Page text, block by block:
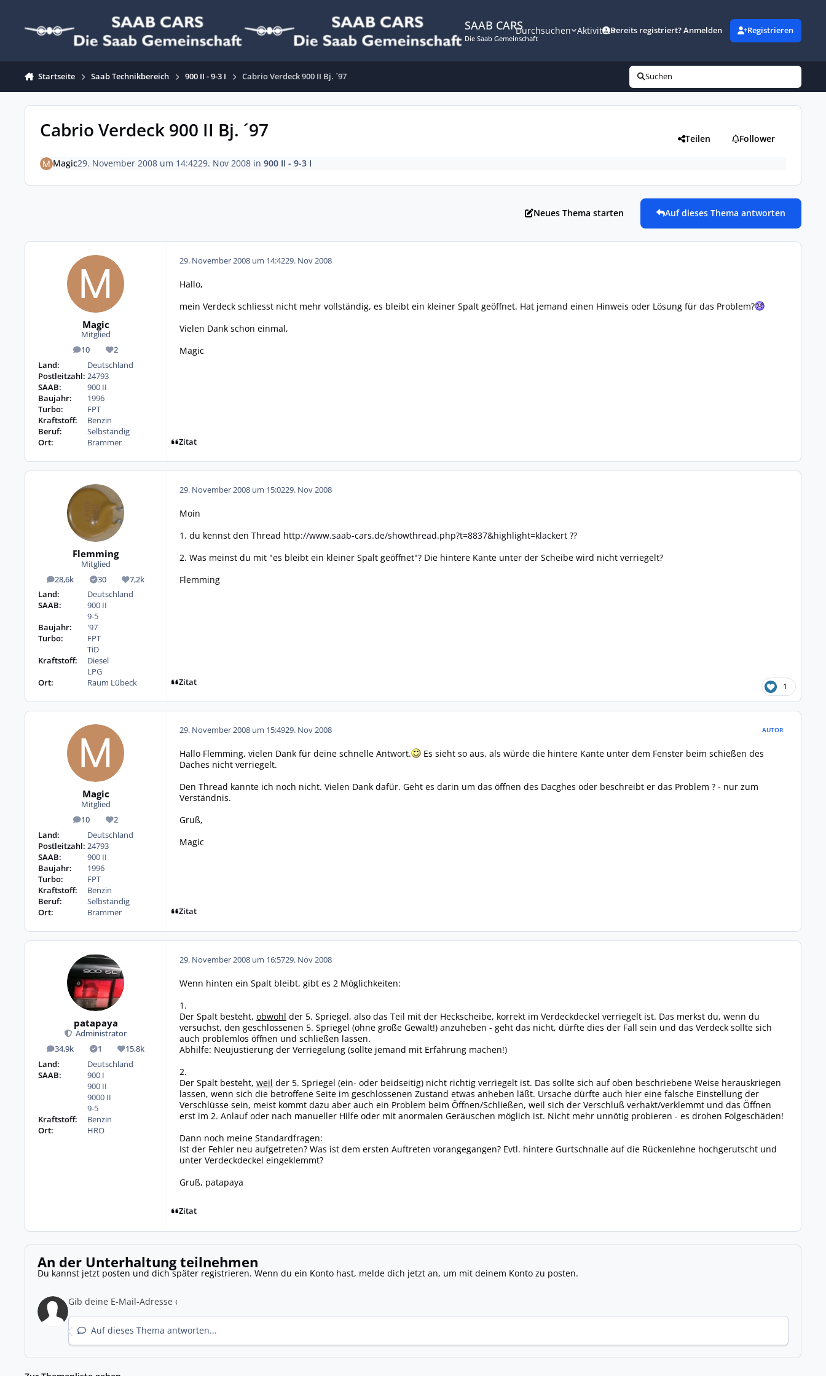
SAAB CARS
Die Saab Gemeinschaft
Durchsuchen AktivitätBereits registriert? Anmelden Registrieren
Startseite Saab Technikbereich 900 II - 9-3 I Cabrio Verdeck 900 II Bj. ´97 Suchen
Cabrio Verdeck 900 II Bj. ´97 Teilen Follower
Magic29. November 2008 um 14:4229. Nov 2008in 900 II - 9-3 I
Neues Thema starten Auf dieses Thema antworten
Magic
Mitglied
10
Beiträge 2
Reputation
Land:
Deutschland
Postleitzahl: 24793
SAAB:
900 II
Baujahr:
1996
Turbo:
FPT
Kraftstoff:
Benzin
Beruf:
Selbständig
Ort:
Brammer
29. November 2008 um 14:4229. Nov 2008
Hallo,
mein Verdeck schliesst nicht mehr vollständig, es bleibt ein kleiner Spalt geöffnet. Hat jemand einen Hinweis oder Lösung für das Problem?
Vielen Dank schon einmal,
Magic
Zitat
Flemming
Mitglied
28,6k
Beiträge 30
Lösungen7,2k
Reputation
Land:
Deutschland
SAAB:
900 II
9-5
Baujahr:
'97
Turbo:
FPT
TiD
Kraftstoff:
Diesel
LPG
Ort:
Raum Lübeck
29. November 2008 um 15:0229. Nov 2008
Moin
1. du kennst den Thread http://www.saab-cars.de/showthread.php?t=8837&highlight=klackert ??
2. Was meinst du mit "es bleibt ein kleiner Spalt geöffnet"? Die hintere Kante unter der Scheibe wird nicht verriegelt?
Flemming
Zitat 1
Magic
Mitglied
10
Beiträge 2
Reputation
Land:
Deutschland
Postleitzahl: 24793
SAAB:
900 II
Baujahr:
1996
Turbo:
FPT
Kraftstoff:
Benzin
Beruf:
Selbständig
Ort:
Brammer
29. November 2008 um 15:4929. Nov 2008 AUTOR
Hallo Flemming, vielen Dank für deine schnelle Antwort.
Es sieht so aus, als würde die hintere Kante unter dem Fenster beim schießen des
Daches nicht verriegelt.
Den Thread kannte ich noch nicht. Vielen Dank dafür. Geht es darin um das öffnen des Dacghes oder beschreibt er das Problem ? - nur zum
Verständnis.
Gruß,
Magic
Zitat
patapaya
Administrator
34,9k
Beiträge 1
Lösungen15,8k
Reputation
Land:
Deutschland
SAAB:
900 I
900 II
9000 II
9-5
Kraftstoff:
Benzin
Ort:
HRO
29. November 2008 um 16:5729. Nov 2008
Wenn hinten ein Spalt bleibt, gibt es 2 Möglichkeiten:
1.
Der Spalt besteht, obwohl der 5. Spriegel, also das Teil mit der Heckscheibe, korrekt im Verdeckdeckel verriegelt ist. Das merkst du, wenn du
versuchst, den geschlossenen 5. Spriegel (ohne große Gewalt!) anzuheben - geht das nicht, dürfte dies der Fall sein und das Verdeck sollte sich
auch problemlos öffnen und schließen lassen.
Abhilfe: Neujustierung der Verriegelung (sollte jemand mit Erfahrung machen!)
2.
Der Spalt besteht, weil der 5. Spriegel (ein- oder beidseitig) nicht richtig verriegelt ist. Das sollte sich auf oben beschriebene Weise herauskriegen
lassen, wenn sich die betroffene Seite im geschlossenen Zustand etwas anheben läßt. Ursache dürfte auch hier eine falsche Einstellung der
Verschlüsse sein, meist kommt dazu aber auch ein Problem beim Öffnen/Schließen, weil sich der Verschluß verhakt/verklemmt und das Öffnen
erst im 2. Anlauf oder nach manueller Hilfe oder mit anormalen Geräuschen möglich ist. Nicht mehr unnötig probieren - es drohen Folgeschäden!
Dann noch meine Standardfragen:
Ist der Fehler neu aufgetreten? Was ist dem ersten Auftreten vorangegangen? Evtl. hintere Gurtschnalle auf die Rückenlehne hochgerutscht und
unter Verdeckdeckel eingeklemmt?
Gruß, patapaya
Zitat
An der Unterhaltung teilnehmen
Du kannst jetzt posten und dich später registrieren. Wenn du ein Konto hast, melde dich jetzt an, um mit deinem Konto zu posten.
Auf dieses Thema antworten...